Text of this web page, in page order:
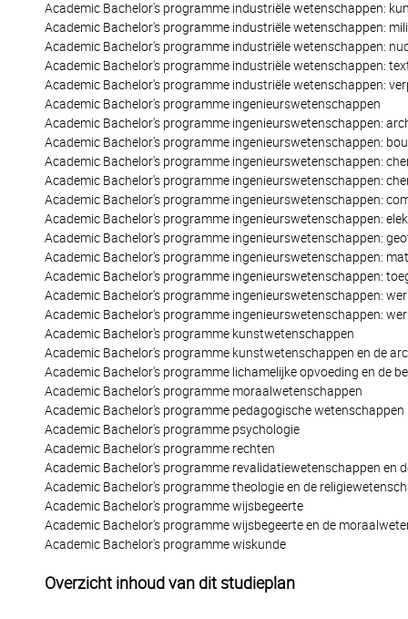
Academic Bachelor's programme industriële wetenschappen:
Academic Bachelor's programme industriële wetenschappen:
Academic Bachelor's programme industriële wetenschappen:
Academic Bachelor's programme industriële wetenschappen:
Academic Bachelor's programme industriële wetenschappen:
Academic Bachelor's programme ingenieurswetenschappen
Academic Bachelor's programme ingenieurswetenschappen:
Academic Bachelor's programme ingenieurswetenschappen:
Academic Bachelor's programme ingenieurswetenschappen:
Academic Bachelor's programme ingenieurswetenschappen:
Academic Bachelor's programme ingenieurswetenschappen:
Academic Bachelor's programme ingenieurswetenschappen:
Academic Bachelor's programme ingenieurswetenschappen:
Academic Bachelor's programme ingenieurswetenschappen:
Academic Bachelor's programme ingenieurswetenschappen:
Academic Bachelor's programme ingenieurswetenschappen:
Academic Bachelor's programme ingenieurswetenschappen:
Academic Bachelor's programme kunstwetenschappen
Academic Bachelor's programme kunstwetenschappen en de
Academic Bachelor's programme lichamelijke opvoeding en de
Academic Bachelor's programme moraalwetenschappen
Academic Bachelor's programme pedagogische wetenschappen
Academic Bachelor's programme psychologie
Academic Bachelor's programme rechten
Academic Bachelor's programme revalidatiewetenschappen en
Academic Bachelor's programme theologie en de
Academic Bachelor's programme wijsbegeerte
Academic Bachelor's programme wijsbegeerte en de
Academic Bachelor's programme wiskunde
Overzicht inhoud van dit studieplan